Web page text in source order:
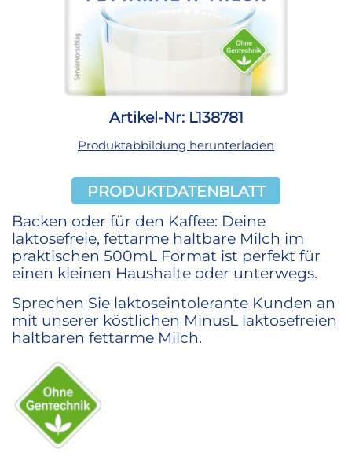
Artikel-Nr: L138781
Produktabbildung herunterladen
PRODUKTDATENBLATT
Backen oder für den Kaffee: Deine
laktosefreie, fettarme haltbare Milch im
praktischen 500mL Format ist perfekt für
einen kleinen Haushalte oder unterwegs.
Sprechen Sie laktoseintolerante Kunden an
mit unserer köstlichen MinusL laktosefreien
haltbaren fettarme Milch.